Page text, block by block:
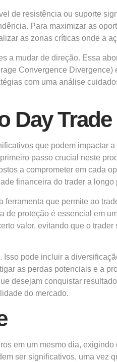
de resistência ou suporte
Para maximizar as
as zonas críticas onde a
a mudar de direção. Essa
Convergence
com uma análise
Day Trade
que podem impactar
passo crucial neste
a comprometer em cada
financeira do trader a longo
que permite ao
proteção é essencial em
valor, evitando que o
pode incluir a
as perdas potenciais e a
desejam conquistar
do mercado.
em um mesmo dia,
ser significativos, uma vez